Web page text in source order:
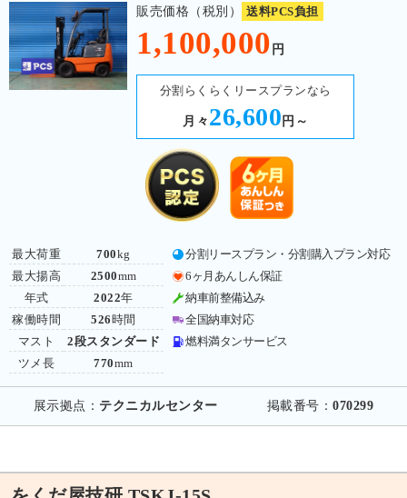
販売価格（税別） 送料PCS負担
1,100,000 円
分割らくらくリースプランなら
月々 26,600 円～
最大荷重
最大揚高
年式
稼働時間
マスト
ツメ長
700kg
2500mm
2022年
526 時間
2段スタンダード
770mm
分割リースプラン・分割購入プラン対応
6ヶ月あんしん保証
納車前整備込み
全国納車対応
燃料満タンサービス
展示拠点： テクニカルセンター 掲載番号：070299